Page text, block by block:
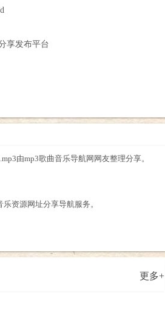
享发布平台
由mp3歌曲音乐导航网网友整理分享。
资源网址分享导航服务。
更多+